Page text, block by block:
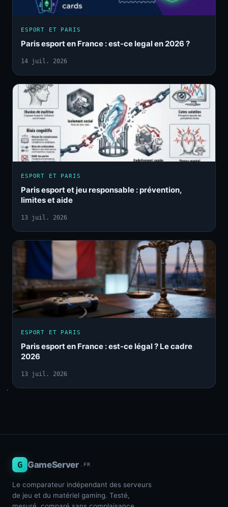
ESPORT ET PARIS
Paris esport en France : est-ce legal en 2026 ?
14 juil. 2026
ESPORT ET PARIS
Paris esport et jeu responsable : prévention,
limites et aide
13 juil. 2026
ESPORT ET PARIS
Paris esport en France : est-ce légal ? Le cadre
2026
13 juil. 2026
G GameServer .FR
Le comparateur indépendant des serveurs
de jeu et du matériel gaming. Testé,